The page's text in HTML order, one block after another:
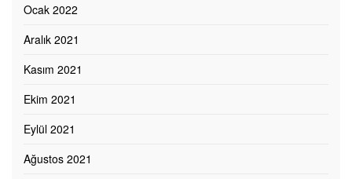
Ocak 2022
Aralık 2021
Kasım 2021
Ekim 2021
Eylül 2021
Ağustos 2021